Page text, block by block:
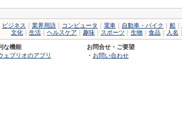
ビジネス 業界用語 コンピュータ 電車 自動車・バイク 船
文化
生活 ヘルスケア 趣味 スポーツ 生物 食品 人名
な機能
ェブリオのアプリ
お問合せ・ご要望
・ お問い合わせ